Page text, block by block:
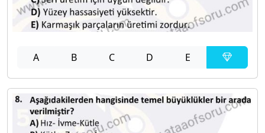
A B C D E